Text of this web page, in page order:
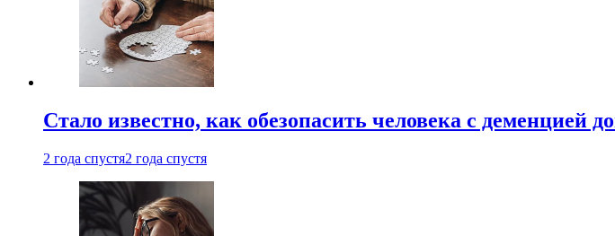
Стало известно, как обезопасить человека с деменцией
2 года спустя2 года спустя